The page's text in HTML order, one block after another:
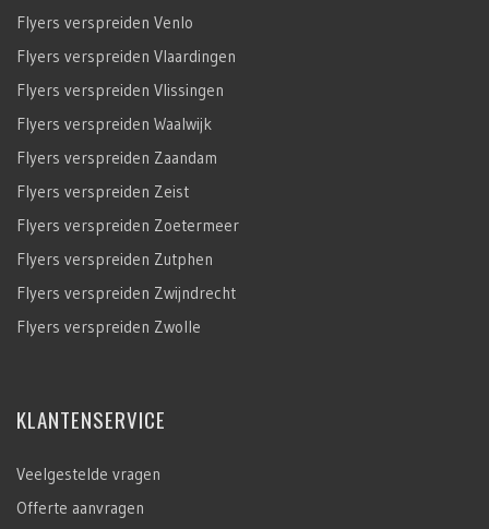
Flyers verspreiden Venlo
Flyers verspreiden Vlaardingen
Flyers verspreiden Vlissingen
Flyers verspreiden Waalwijk
Flyers verspreiden Zaandam
Flyers verspreiden Zeist
Flyers verspreiden Zoetermeer
Flyers verspreiden Zutphen
Flyers verspreiden Zwijndrecht
Flyers verspreiden Zwolle
KLANTENSERVICE
Veelgestelde vragen
Offerte aanvragen